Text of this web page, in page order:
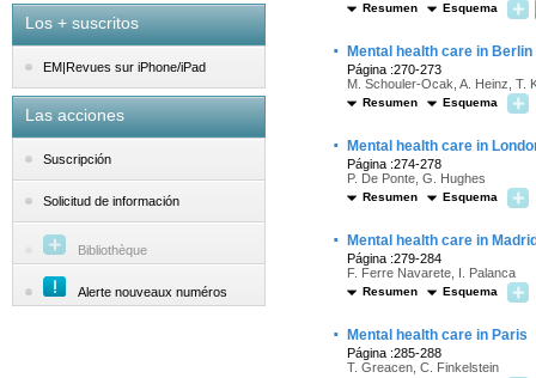
Los + suscritos
EM|Revues sur iPhone/iPad
Las acciones
Suscripción
Solicitud de información
Bibliothèque
Alerte nouveaux numéros
Resumen Esquema
· Mental health care in Berlin
Página :270-273
M. Schouler-Ocak, A. Heinz, T.
Resumen Esquema
· Mental health care in
Página :274-278
P. De Ponte, G. Hughes
Resumen Esquema
· Mental health care in
Página :279-284
F. Ferre Navarete, I. Palanca
Resumen Esquema
· Mental health care in Paris
Página :285-288
T. Greacen, C. Finkelstein